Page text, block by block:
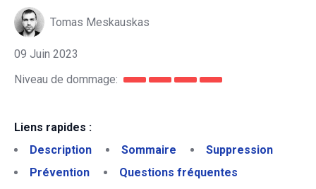
Tomas Meskauskas
09 Juin 2023
Niveau de dommage:
Liens rapides :
Description
Sommaire
Suppression
Prévention
Questions fréquentes